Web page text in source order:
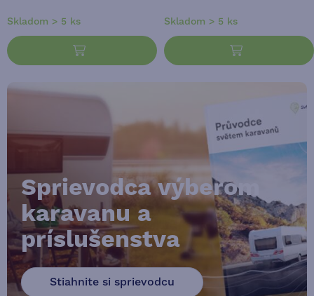
Skladom > 5 ks Skladom > 5 ks
Sprievodca výberom
karavanu a
príslušenstva
Stiahnite si sprievodcu